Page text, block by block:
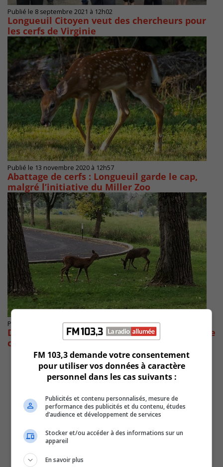
Publié le 8 septembre 2021 à 12h02
Longueuil Citoyen veut des chercheurs pour
les cerfs de Virginie
Publié le 13 novembre 2020 à 12h57
Abattage de cerfs : Longueuil garde le cap,
malgré l’initiative du Miller Zoo
Publié le 11 novembre 2020 à 12h59
Des pétitions pour s’opposer à l’euthanasie de
cerfs à Longueuil
FM 103,3 demande votre consentement
pour utiliser vos données à caractère
personnel dans les cas suivants :
Publicités et contenu personnalisés, mesure de
performance des publicités et du contenu, études
d’audience et développement de services
Stocker et/ou accéder à des informations sur un
appareil
En savoir plus